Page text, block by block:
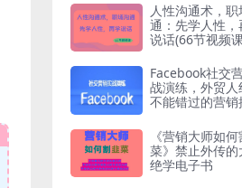
人性沟通术，职
通：先学人性，
说话(66节视频
Facebook社交
战演练，外贸人
不能错过的营销
《营销大师如
菜》禁止外传的
绝学电子书